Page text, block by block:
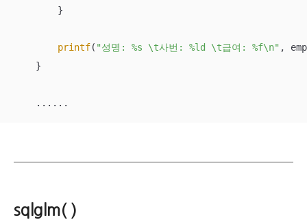
        }
printf( "성명: %s \t사번: %ld \t급여: %f\n" ,
    }
    ......
sqlglm( )